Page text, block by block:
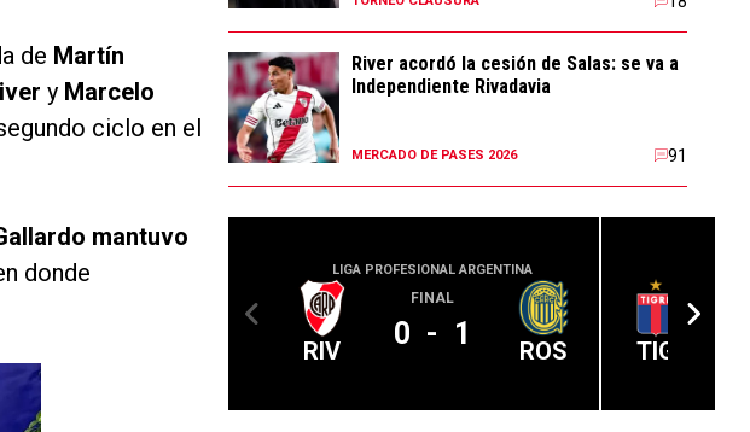
de Martín
y Marcelo
ciclo en el
mantuvo
donde
River acordó la cesión de Salas: se va a
Independiente Rivadavia
MERCADO DE PASES 2026 91
LIGA PROFESIONAL ARGENTINA
RIV
FINAL
0 - 1 ROS TIG